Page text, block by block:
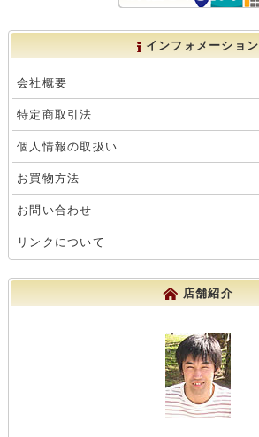
インフォメーション
会社概要
特定商取引法
個人情報の取扱い
お買物方法
お問い合わせ
リンクについて
店舗紹介